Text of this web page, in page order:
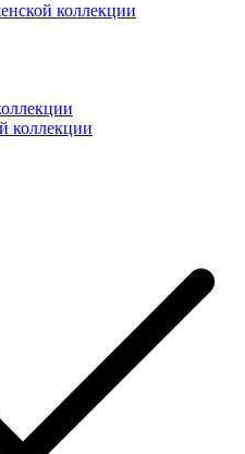
коллекции
коллекции